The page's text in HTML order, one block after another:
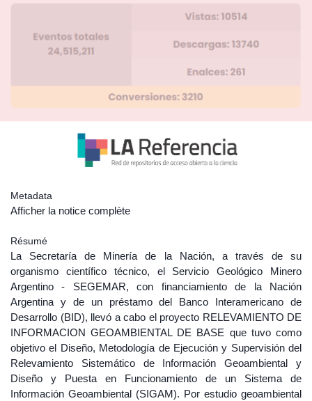
Metadata
Afficher la notice complète
Résumé
La Secretaría de Minería de la Nación, a través de su
organismo científico técnico, el Servicio Geológico Minero
Argentino - SEGEMAR, con financiamiento de la Nación
Argentina y de un préstamo del Banco Interamericano de
Desarrollo (BID), llevó a cabo el proyecto RELEVAMIENTO DE
INFORMACION GEOAMBIENTAL DE BASE que tuvo como
objetivo el Diseño, Metodología de Ejecución y Supervisión del
Relevamiento Sistemático de Información Geoambiental y
Diseño y Puesta en Funcionamiento de un Sistema de
Información Geoambiental (SIGAM). Por estudio geoambiental